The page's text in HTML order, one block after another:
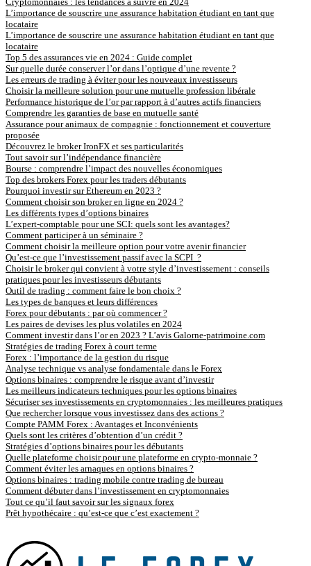
L’importance de souscrire une assurance habitation étudiant en tant que
locataire
L’importance de souscrire une assurance habitation étudiant en tant que
locataire
Top 5 des assurances vie en 2024 : Guide complet
Sur quelle durée conserver l’or dans l’optique d’une revente ?
Les erreurs de trading à éviter pour les nouveaux investisseurs
Choisir la meilleure solution pour une mutuelle profession libérale
Performance historique de l’or par rapport à d’autres actifs financiers
Comprendre les garanties de base en mutuelle santé
Assurance pour animaux de compagnie : fonctionnement et couverture
proposée
Découvrez le broker IronFX et ses particularités
Tout savoir sur l’indépendance financière
Bourse : comprendre l’impact des nouvelles économiques
Top des brokers Forex pour les traders débutants
Pourquoi investir sur Ethereum en 2023 ?
Comment choisir son broker en ligne en 2024 ?
Les différents types d’options binaires
L’expert-comptable pour une SCI: quels sont les avantages?
Comment participer à un séminaire ?
Comment choisir la meilleure option pour votre avenir financier
Qu’est-ce que l’investissement passif avec la SCPI ?
Choisir le broker qui convient à votre style d’investissement : conseils
pratiques pour les investisseurs débutants
Outil de trading : comment faire le bon choix ?
Les types de banques et leurs différences
Forex pour débutants : par où commencer ?
Les paires de devises les plus volatiles en 2024
Comment investir dans l’or en 2023 ? L’avis Galorne-patrimoine.com
Stratégies de trading Forex à court terme
Forex : l’importance de la gestion du risque
Analyse technique vs analyse fondamentale dans le Forex
Options binaires : comprendre le risque avant d’investir
Les meilleurs indicateurs techniques pour les options binaires
Sécuriser ses investissements en cryptomonnaies : les meilleures pratiques
Que rechercher lorsque vous investissez dans des actions ?
Compte PAMM Forex : Avantages et Inconvénients
Quels sont les critères d’obtention d’un crédit ?
Stratégies d’options binaires pour les débutants
Quelle plateforme choisir pour une plateforme en crypto-monnaie ?
Comment éviter les arnaques en options binaires ?
Options binaires : trading mobile contre trading de bureau
Comment débuter dans l’investissement en cryptomonnaies
Tout ce qu’il faut savoir sur les signaux forex
Prêt hypothécaire : qu’est-ce que c’est exactement ?